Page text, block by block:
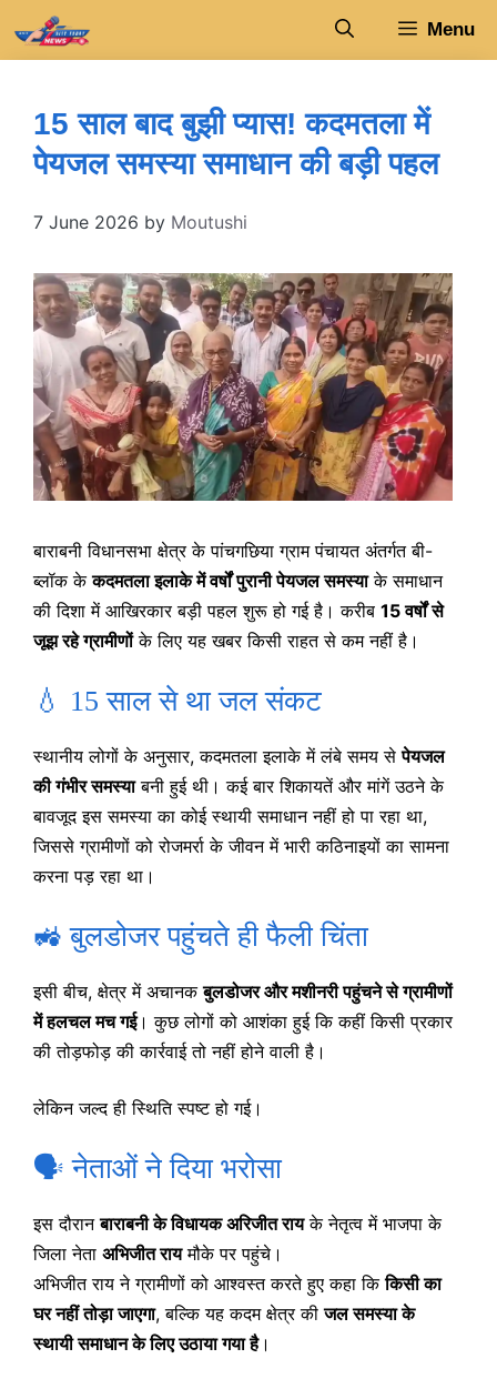
Menu
15 साल बाद बुझी प्यास! कदमतला में
पेयजल समस्या समाधान की बड़ी पहल
7 June 2026 by Moutushi
बाराबनी विधानसभा क्षेत्र के पांचगछिया ग्राम पंचायत अंतर्गत बी-
ब्लॉक केकदमतला इलाके में वर्षों पुरानी पेयजल समस्याके समाधान
की दिशा में आखिरकार बड़ी पहल शुरू हो गई है। करीब 15 वर्षों से
जूझ रहे ग्रामीणोंके लिए यह खबर किसी राहत से कम नहीं है।
💧 15 साल से था जल संकट
स्थानीय लोगों के अनुसार, कदमतला इलाके में लंबे समय सेपेयजल
की गंभीर समस्याबनी हुई थी। कई बार शिकायतें और मांगें उठने के
बावजूद इस समस्या का कोई स्थायी समाधान नहीं हो पा रहा था,
जिससे ग्रामीणों को रोजमर्रा के जीवन में भारी कठिनाइयों का सामना
करना पड़ रहा था।
🚜 बुलडोजर पहुंचते ही फैली चिंता
इसी बीच, क्षेत्र में अचानकबुलडोजर और मशीनरी पहुंचने से ग्रामीणों
में हलचल मच गई। कुछ लोगों को आशंका हुई कि कहीं किसी प्रकार
की तोड़फोड़ की कार्रवाई तो नहीं होने वाली है।
लेकिन जल्द ही स्थिति स्पष्ट हो गई।
🗣️ नेताओं ने दिया भरोसा
इस दौरानबाराबनी के विधायक अरिजीत रायके नेतृत्व में भाजपा के
जिला नेता अभिजीत रायमौके पर पहुंचे।
अभिजीत राय ने ग्रामीणों को आश्वस्त करते हुए कहा किकिसी का
घर नहीं तोड़ा जाएगा, बल्कि यह कदम क्षेत्र कीजल समस्या के
स्थायी समाधान के लिए उठाया गया है।